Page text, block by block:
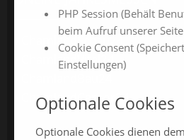
ChamlandSchau24
ChamlandVital24
ChamlandCareer24
PHP Session (Behält
beim Aufruf unserer
Cookie Consent
Einstellungen)
Optionale Cookies
Optionale Cookies dienen